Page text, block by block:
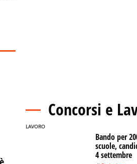
Concorsi e
LAVORO
Bando per
scuole,
4 settembre